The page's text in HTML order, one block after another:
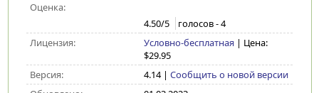
Оценка:
4.50/5 голосов -4
Лицензия:
Условно-бесплатная | Цена:
$29.95
Версия:
4.14| Сообщить о новой версии